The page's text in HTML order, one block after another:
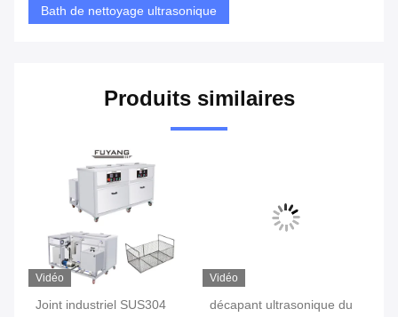
Bath de nettoyage ultrasonique
Produits similaires
Vidéo
Joint industriel SUS304
Vidéo
décapant ultrasonique du